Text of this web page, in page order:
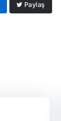
Paylaş